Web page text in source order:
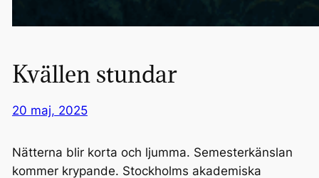
Kvällen stundar
20 maj, 2025
Nätterna blir korta och ljumma. Semesterkänslan
kommer krypande. Stockholms akademiska